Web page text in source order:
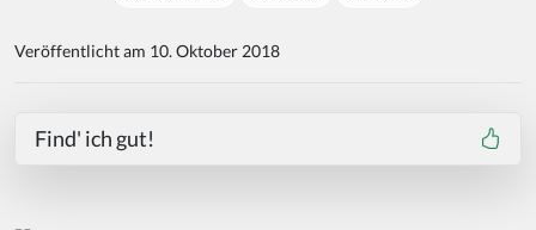
Veröffentlicht am 10. Oktober 2018
Find' ich gut!